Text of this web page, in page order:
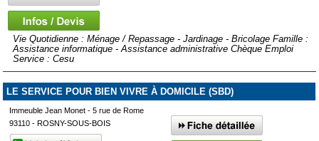
Vie Quotidienne : Ménage / Repassage - Jardinage - Bricolage Famille :
Assistance informatique - Assistance administrative Chèque Emploi
Service : Cesu
LE SERVICE POUR BIEN VIVRE À DOMICILE (SBD)
Immeuble Jean Monet - 5 rue de Rome
93110 - ROSNY-SOUS-BOIS